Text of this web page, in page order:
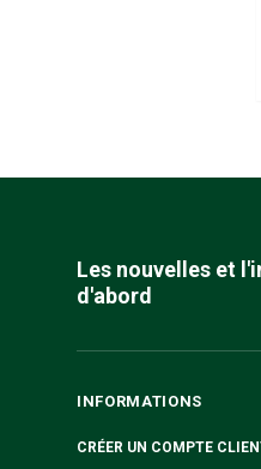
Les nouvelles et
d'abord
INFORMATIONS
CRÉER UN COMPTE